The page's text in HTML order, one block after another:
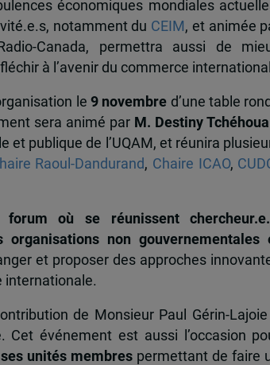
économiques mondiales
notamment du CEIM , et animée
Canada, permettra aussi de
à l’avenir du commerce
le 9 novembre d’une table
sera animé par M. Destiny
publique de l’UQAM, et réunira
Raoul-Dandurand, Chaire ICAO,
forum où se réunissent
organisations non gouvernementales
et proposer des approches
internationale.
de Monsieur Paul Gérin-
Cet événement est aussi l’occasion
unités membrespermettant de faire